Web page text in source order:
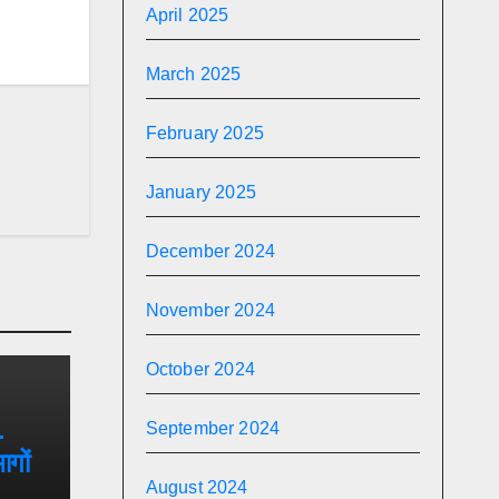
April 2025
March 2025
February 2025
January 2025
December 2024
November 2024
October 2024
September 2024
August 2024